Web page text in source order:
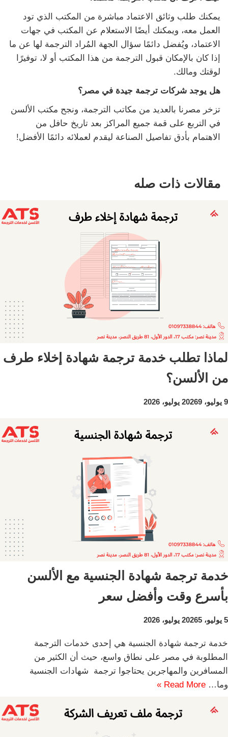
يمكنك طلب وثائق الاعتماد مباشرة من المكتب الذي تود
العمل معه، ويمكنك أيضًا الاستعلام عن المكتب في جهات
الاعتماد، ويُفضل دائمًا سؤال الجهة المُراد الترجمة لها عن ما
إذا كان بالإمكان قبول الترجمة من هذا المكتب أو لا، توفيرًا
لوقتك ومالك.
هل يوجد شركات ترجمة جيدة في مصر؟
تزخر مصرنا بالعديد من مكاتب الترجمة، ونجح مكتب الألسن
في التربع على قمة جميع المراكز بعد تاريخ حافل من
الاهتمام بأدق تفاصيل الصناعة ليقدم لعملائه دائمًا الأفضل!
مقالات ذات صله
لماذا تطلب خدمة ترجمة شهادة إخلاء طرف
من الألسن؟
9 يوليو، 2026 9 يوليو، 2026
خدمة ترجمة شهادة الجنسية مع الألسن
بأسرع وقت وأفضل سعر
5 يوليو، 2026 5 يوليو، 2026
خدمة ترجمة شهادة الجنسية هي إحدى خدمات الترجمة
المطلوبة في مصر على نطاق واسع، حيث أن الكثير من
المسافرين والمهاجرين يحتاجوا ترجمة شهادات الجنسية
وما… Read More »